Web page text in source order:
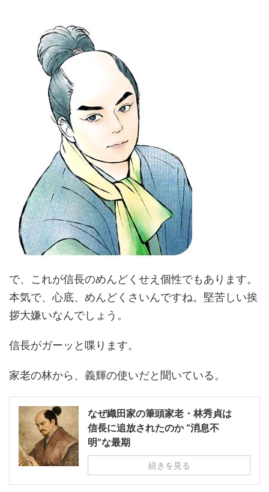
で、これが信長のめんどくせえ個性でもあります。
本気で、心底、めんどくさいんですね。堅苦しい挨
拶大嫌いなんでしょう。
信長がガーッと喋ります。
家老の林から、義輝の使いだと聞いている。
なぜ織田家の筆頭家老・林秀貞は
信長に追放されたのか “消息不
明”な最期
続きを見る